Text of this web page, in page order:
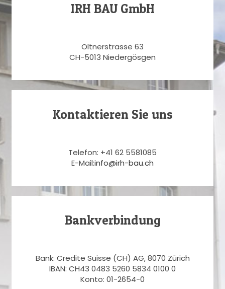
IRH BAU GmbH
Oltnerstrasse 63
CH-5013 Niedergösgen
Kontaktieren Sie uns
Telefon: +41 62 5581085
E-Mail:info@irh-bau.ch
Bankverbindung
Bank: Credite Suisse (CH) AG, 8070 Zürich
IBAN: CH43 0483 5260 5834 0100 0
Konto: 01-2654-0